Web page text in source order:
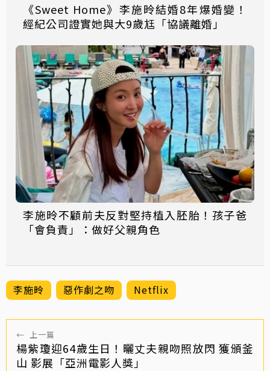
《Sweet Home》李施昤結婚8年爆婚變！
經紀公司證實她與大9歲尪「協議離婚」
李施昤不顧前夫反對堅持植入胚胎！孩子爸
「會負責」：做好父親角色
李施昤 惡作劇之吻 Netflix
← 上一篇
楊紫瓊迎64歲生日！曬丈夫親吻照放閃 獲頒釜
山 影展「亞洲電影人獎」